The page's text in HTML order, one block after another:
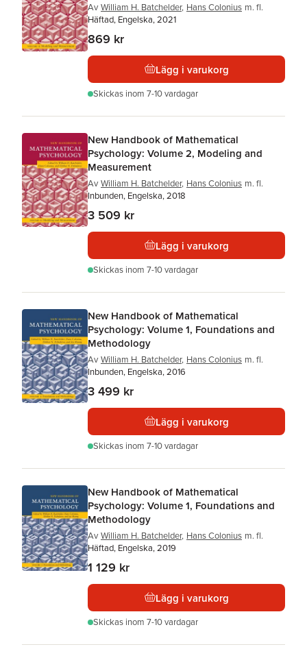
Av William H. Batchelder, Hans Colonius m. fl.
Häftad, Engelska, 2021
869 kr
Lägg i varukorg
Skickas inom 7-10 vardagar
New Handbook of Mathematical
Psychology: Volume 2, Modeling and
Measurement
Av William H. Batchelder, Hans Colonius m. fl.
Inbunden, Engelska, 2018
3 509 kr
Lägg i varukorg
Skickas inom 7-10 vardagar
New Handbook of Mathematical
Psychology: Volume 1, Foundations and
Methodology
Av William H. Batchelder, Hans Colonius m. fl.
Inbunden, Engelska, 2016
3 499 kr
Lägg i varukorg
Skickas inom 7-10 vardagar
New Handbook of Mathematical
Psychology: Volume 1, Foundations and
Methodology
Av William H. Batchelder, Hans Colonius m. fl.
Häftad, Engelska, 2019
1 129 kr
Lägg i varukorg
Skickas inom 7-10 vardagar